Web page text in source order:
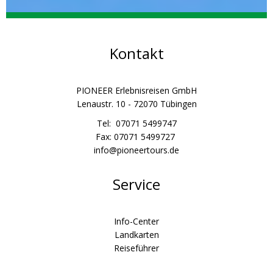
Kontakt
PIONEER Erlebnisreisen GmbH
Lenaustr. 10 - 72070 Tübingen
Tel: 07071 5499747
Fax: 07071 5499727
info@pioneertours.de
Service
Info-Center
Landkarten
Reiseführer